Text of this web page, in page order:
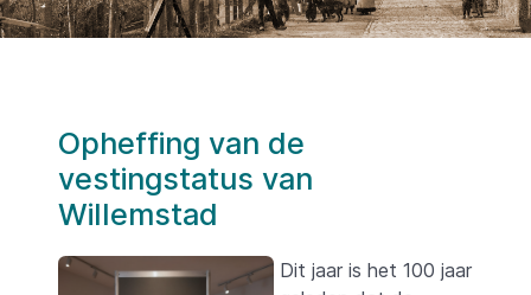
Opheffing van de
vestingstatus van
Willemstad
Dit jaar is het 100 jaar